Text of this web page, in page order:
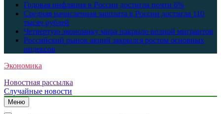
Годовая инфляция в России достигла почти 6%
Средняя начисленная зарплата в России достигла 110
тысяч рублей
Четвертую экономику мира накрыло волной мигрантов
Российский рынок акций закрылся ростом основных
индексов
Экономика
Новостная рассылка
Случайные новости
Меню